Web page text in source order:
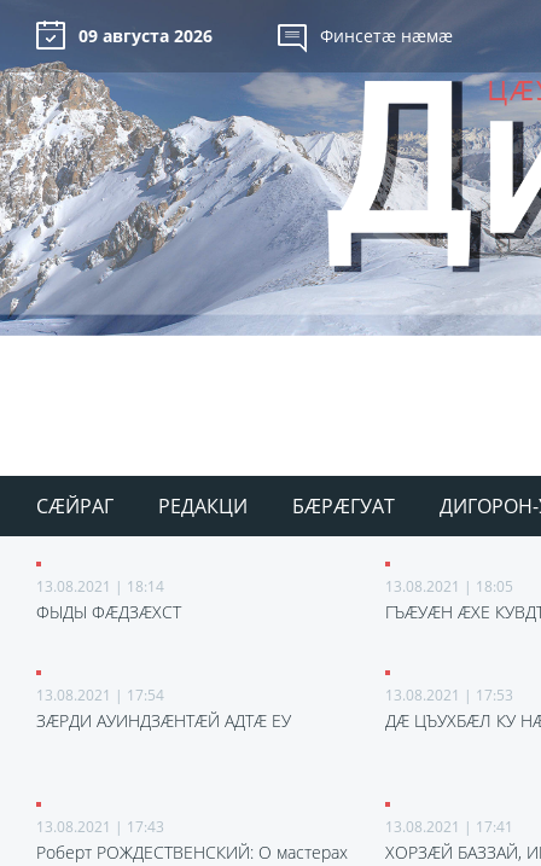
09 августа 2026 Финсетæ нæмæ
СÆЙРАГ РЕДАКЦИ БÆРÆГУАТ ДИГОРОН-
13.08.2021 | 18:14
ФЫДЫ ФӔДЗӔХСТ
13.08.2021 | 18:05
ГЪӔУӔН ӔХЕ
13.08.2021 | 17:54
ЗӔРДИ АУИНДЗӔНТӔЙ АДТӔ ЕУ
13.08.2021 | 17:53
ДӔ ЦЪУХБӔЛ КУ
13.08.2021 | 17:43
Роберт РОЖДЕСТВЕНСКИЙ: О мастерах
13.08.2021 | 17:41
ХОРЗӔЙ БАЗЗАЙ,